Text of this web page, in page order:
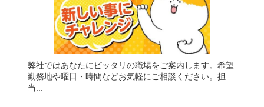
弊社ではあなたにピッタリの職場をご案内します。希望
勤務地や曜日・時間などお気軽にご相談ください。担
当...